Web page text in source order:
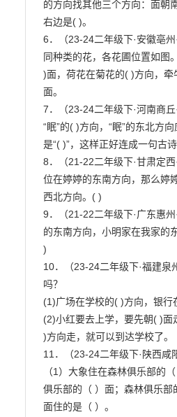
的方向找其他三个方向：面朝
右边是( )。
6．（23-24二年级下·安徽亳
同种类的花，各花圃位置如图
)面，荷花在菊花的( )方向，牵
面。
7．（23-24二年级下·河南商丘
“眠”的( )方向，“眠”的东北方
是“( )”，这样正好连成一句古诗
8．（21-22二年级下·甘肃定
位在婷婷的东南方向，那么婷
西北方向。( )
9．（21-22二年级下·广东惠
的东南方向，小明家在我家的
)
10．（23-24二年级下·福建泉
吗？
(1)广场在学校的( )方向，银行
(2)小红要去上学，要先朝( )面
)方向走，就可以到达学校了。
11．（23-24二年级下·陕西咸
（1）大象住在森林俱乐部的
俱乐部的（ ）面；森林俱乐部
面住的是（ ）。